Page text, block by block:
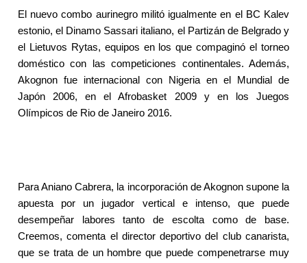
El nuevo combo aurinegro militó igualmente en el BC Kalev
estonio, el Dinamo Sassari italiano, el Partizán de Belgrado y
el Lietuvos Rytas, equipos en los que compaginó el torneo
doméstico con las competiciones continentales. Además,
Akognon fue internacional con Nigeria en el Mundial de
Japón 2006, en el Afrobasket 2009 y en los Juegos
Olímpicos de Rio de Janeiro 2016.
Para Aniano Cabrera, la incorporación de Akognon supone la
apuesta por un jugador vertical e intenso, que puede
desempeñar labores tanto de escolta como de base.
Creemos, comenta el director deportivo del club canarista,
que se trata de un hombre que puede compenetrarse muy